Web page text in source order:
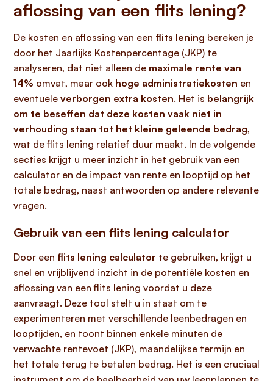
aflossing van een flits lening?
De kosten en aflossing van een flits lening bereken je
door het Jaarlijks Kostenpercentage (JKP) te
analyseren, dat niet alleen de maximale rente van
14% omvat, maar ook hoge administratiekosten en
eventuele verborgen extra kosten. Het is belangrijk
om te beseffen dat deze kosten vaak niet in
verhouding staan tot het kleine geleende bedrag,
wat de flits lening relatief duur maakt. In de volgende
secties krijgt u meer inzicht in het gebruik van een
calculator en de impact van rente en looptijd op het
totale bedrag, naast antwoorden op andere relevante
vragen.
Gebruik van een flits lening calculator
Door een flits lening calculator te gebruiken, krijgt u
snel en vrijblijvend inzicht in de potentiële kosten en
aflossing van een flits lening voordat u deze
aanvraagt. Deze tool stelt u in staat om te
experimenteren met verschillende leenbedragen en
looptijden, en toont binnen enkele minuten de
verwachte rentevoet (JKP), maandelijkse termijn en
het totale terug te betalen bedrag. Het is een cruciaal